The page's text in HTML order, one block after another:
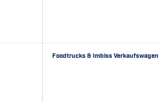
Foodtrucks & Imbiss Verkaufswagen